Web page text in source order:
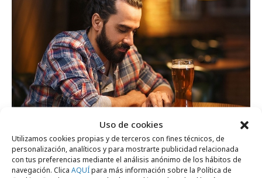
Uso de cookies
Utilizamos cookies propias y de terceros con fines técnicos, de
personalización, analíticos y para mostrarte publicidad relacionada
con tus preferencias mediante el análisis anónimo de los hábitos de
navegación. Clica AQUÍpara más información sobre la Política de
lunes, 29 de julio 2019
Consejos para no caer en la adicción al